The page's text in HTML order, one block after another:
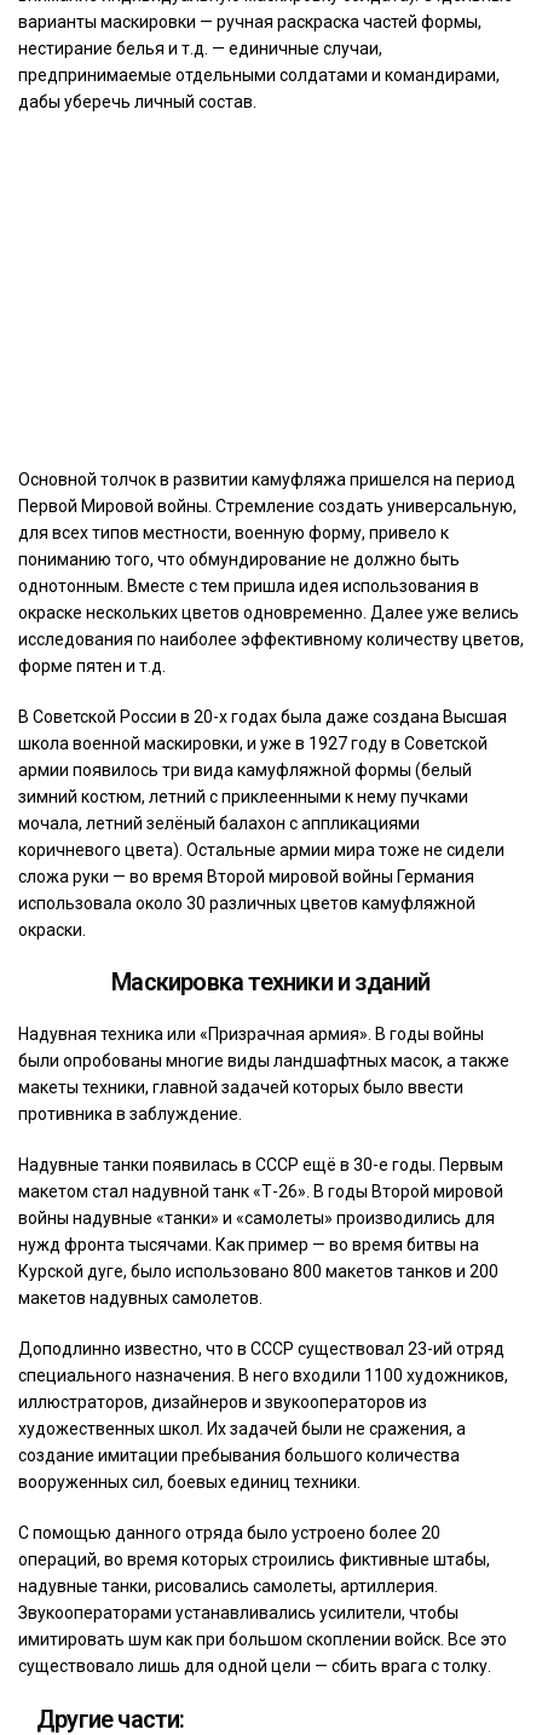
варианты маскировки — ручная раскраска частей формы,
нестирание белья и т.д. — единичные случаи,
предпринимаемые отдельными солдатами и командирами,
дабы уберечь личный состав.
Основной толчок в развитии камуфляжа пришелся на период
Первой Мировой войны. Стремление создать универсальную,
для всех типов местности, военную форму, привело к
пониманию того, что обмундирование не должно быть
однотонным. Вместе с тем пришла идея использования в
окраске нескольких цветов одновременно. Далее уже велись
исследования по наиболее эффективному количеству цветов,
форме пятен и т.д.
В Советской России в 20-х годах была даже создана Высшая
школа военной маскировки, и уже в 1927 году в Советской
армии появилось три вида камуфляжной формы (белый
зимний костюм, летний с приклеенными к нему пучками
мочала, летний зелёный балахон с аппликациями
коричневого цвета). Остальные армии мира тоже не сидели
сложа руки — во время Второй мировой войны Германия
использовала около 30 различных цветов камуфляжной
окраски.
Маскировка техники и зданий
Надувная техника или «Призрачная армия». В годы войны
были опробованы многие виды ландшафтных масок, а также
макеты техники, главной задачей которых было ввести
противника в заблуждение.
Надувные танки появилась в СССР ещё в 30-е годы. Первым
макетом стал надувной танк «Т-26». В годы Второй мировой
войны надувные «танки» и «самолеты» производились для
нужд фронта тысячами. Как пример — во время битвы на
Курской дуге, было использовано 800 макетов танков и 200
макетов надувных самолетов.
Доподлинно известно, что в СССР существовал 23-ий отряд
специального назначения. В него входили 1100 художников,
иллюстраторов, дизайнеров и звукооператоров из
художественных школ. Их задачей были не сражения, а
создание имитации пребывания большого количества
вооруженных сил, боевых единиц техники.
С помощью данного отряда было устроено более 20
операций, во время которых строились фиктивные штабы,
надувные танки, рисовались самолеты, артиллерия.
Звукооператорами устанавливались усилители, чтобы
имитировать шум как при большом скоплении войск. Все это
существовало лишь для одной цели — сбить врага с толку.
Другие части: